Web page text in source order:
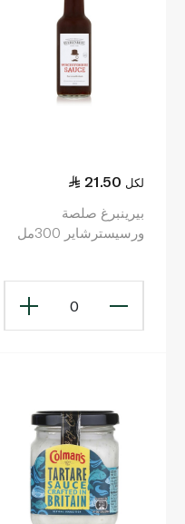
21.50 لكل
بيرينبرغ صلصة
ورسيسترشاير 300مل
0